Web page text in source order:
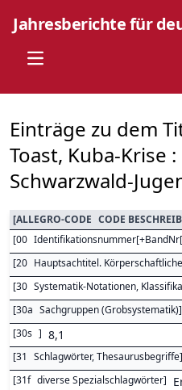
Jahresberichte für
Open main menu
Einträge zu dem
Toast, Kuba-Krise
Schwarzwald-
[ALLEGRO-CODE CODE
[00
[20 Hauptsachtitel.
[30 Systematik-Notationen,
[30a Sachgruppen (Grobsystematik)]
[30s ] 8,1
[31 Schlagwörter, Thesaurusbegriffe]
[31f diverse Spezialschlagwörter]